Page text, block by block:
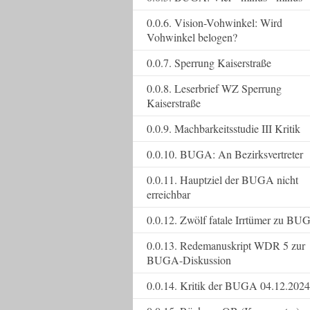
0.0.6. Vision-Vohwinkel: Wird
Vohwinkel belogen?
0.0.7. Sperrung Kaiserstraße
0.0.8. Leserbrief WZ Sperrung
Kaiserstraße
0.0.9. Machbarkeitsstudie III Kritik
0.0.10. BUGA: An Bezirksvertreter
0.0.11. Hauptziel der BUGA nicht
erreichbar
0.0.12. Zwölf fatale Irrtümer zu
0.0.13. Redemanuskript WDR 5 zur
BUGA-Diskussion
0.0.14. Kritik der BUGA 04.12.2024